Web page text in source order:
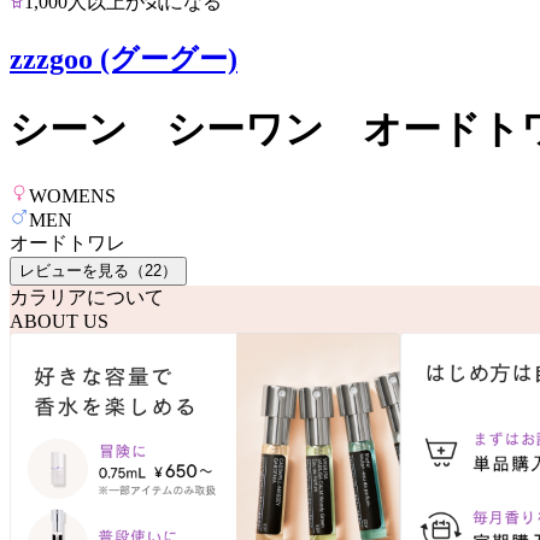
zzzgoo (グーグー)
シーン シーワン オードト
WOMENS
MEN
オードトワレ
レビューを見る（ 22）
カラリアについて
ABOUT US